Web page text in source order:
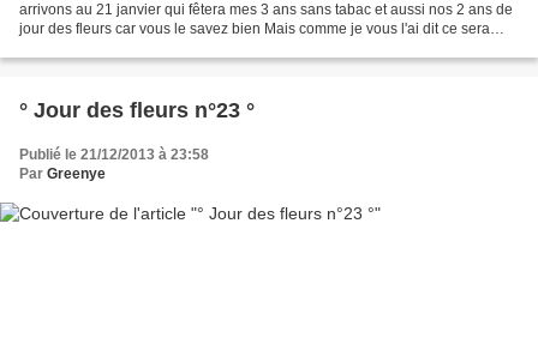
arrivons au 21 janvier qui fêtera mes 3 ans sans tabac et aussi nos 2 ans de
jour des fleurs car vous le savez bien Mais comme je vous l'ai dit ce sera
° Jour des fleurs n°23 °
Publié le 21/12/2013 à 23:58
Par Greenye